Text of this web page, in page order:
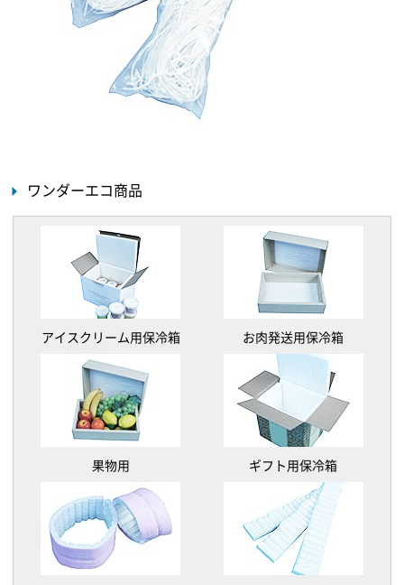
ワンダーエコ商品
アイスクリーム用保冷箱 お肉発送用保冷箱
果物用 ギフト用保冷箱